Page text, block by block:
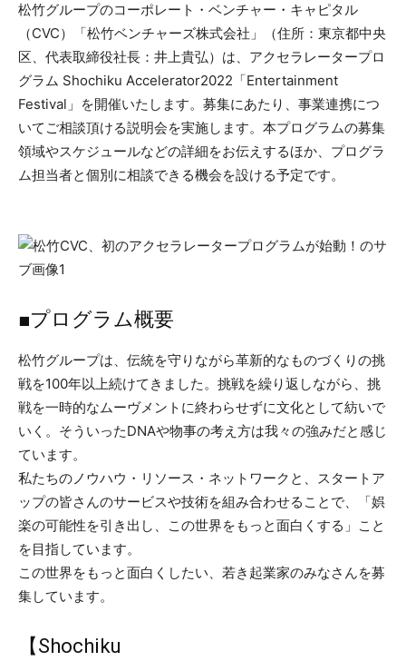
松竹グループのコーポレート・ベンチャー・キャピタル
（CVC）「松竹ベンチャーズ株式会社」（住所：東京都中央
区、代表取締役社長：井上貴弘）は、アクセラレータープロ
グラム Shochiku Accelerator2022「Entertainment
Festival」を開催いたします。募集にあたり、事業連携につ
いてご相談頂ける説明会を実施します。本プログラムの募集
領域やスケジュールなどの詳細をお伝えするほか、プログラ
ム担当者と個別に相談できる機会を設ける予定です。
■プログラム概要
松竹グループは、伝統を守りながら革新的なものづくりの挑
戦を100年以上続けてきました。挑戦を繰り返しながら、挑
戦を一時的なムーヴメントに終わらせずに文化として紡いで
いく。そういったDNAや物事の考え方は我々の強みだと感じ
ています。
私たちのノウハウ・リソース・ネットワークと、スタートア
ップの皆さんのサービスや技術を組み合わせることで、「娯
楽の可能性を引き出し、この世界をもっと面白くする」こと
を目指しています。
この世界をもっと面白くしたい、若き起業家のみなさんを募
集しています。
【Shochiku